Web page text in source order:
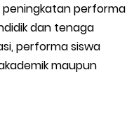
peningkatan performa
dan tenaga
performa siswa
maupun